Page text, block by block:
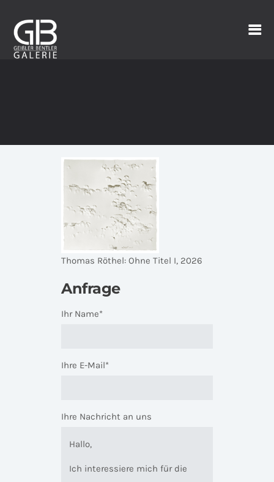
Thomas Röthel: Ohne Titel I, 2026
Anfrage
Ihr Name*
Ihre E-Mail*
Ihre Nachricht an uns